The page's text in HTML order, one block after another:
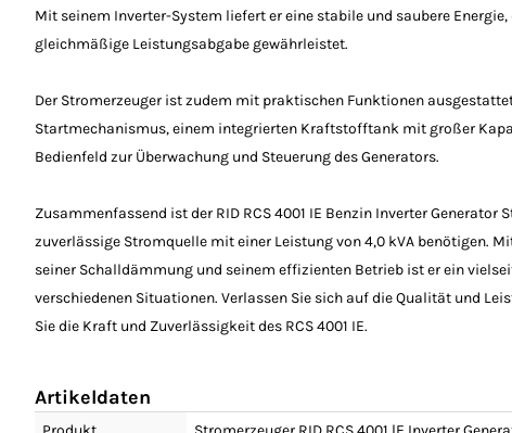
Mit seinem Inverter-System liefert er eine stabile und saubere
gleichmäßige Leistungsabgabe gewährleistet.
Der Stromerzeuger ist zudem mit praktischen Funktionen
Startmechanismus, einem integrierten Kraftstofftank mit großer
Bedienfeld zur Überwachung und Steuerung des Generators.
Zusammenfassend ist der RID RCS 4001 IE Benzin Inverter
zuverlässige Stromquelle mit einer Leistung von 4,0 kVA benötigen.
seiner Schalldämmung und seinem effizienten Betrieb ist er ein
verschiedenen Situationen. Verlassen Sie sich auf die Qualität und
Sie die Kraft und Zuverlässigkeit des RCS 4001 IE.
Artikeldaten